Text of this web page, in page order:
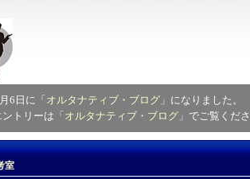
6日に「 オルタナティブ・ブログ 」になりました。
トリーは「 オルタナティブ・ブログ 」でご覧くだ
室